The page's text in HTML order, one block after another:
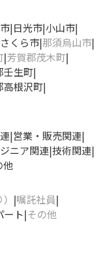
日光市 小山市
さくら市 那須烏山市
芳賀郡茂木町
壬生町
高根沢町
営業・販売関連
ニア関連 技術関連
他
嘱託社員
ート その他